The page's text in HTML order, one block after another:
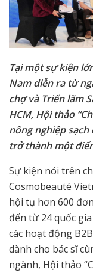
Tại một sự kiện
Nam diễn ra từ
chợ và Triển lãm
HCM, Hội thảo
nông nghiệp sạch
trở thành một
Sự kiện nói trên
Cosmobeauté
hội tụ hơn 600
đến từ 24 quốc
các hoạt động
dành cho bác sĩ
ngành, Hội thảo